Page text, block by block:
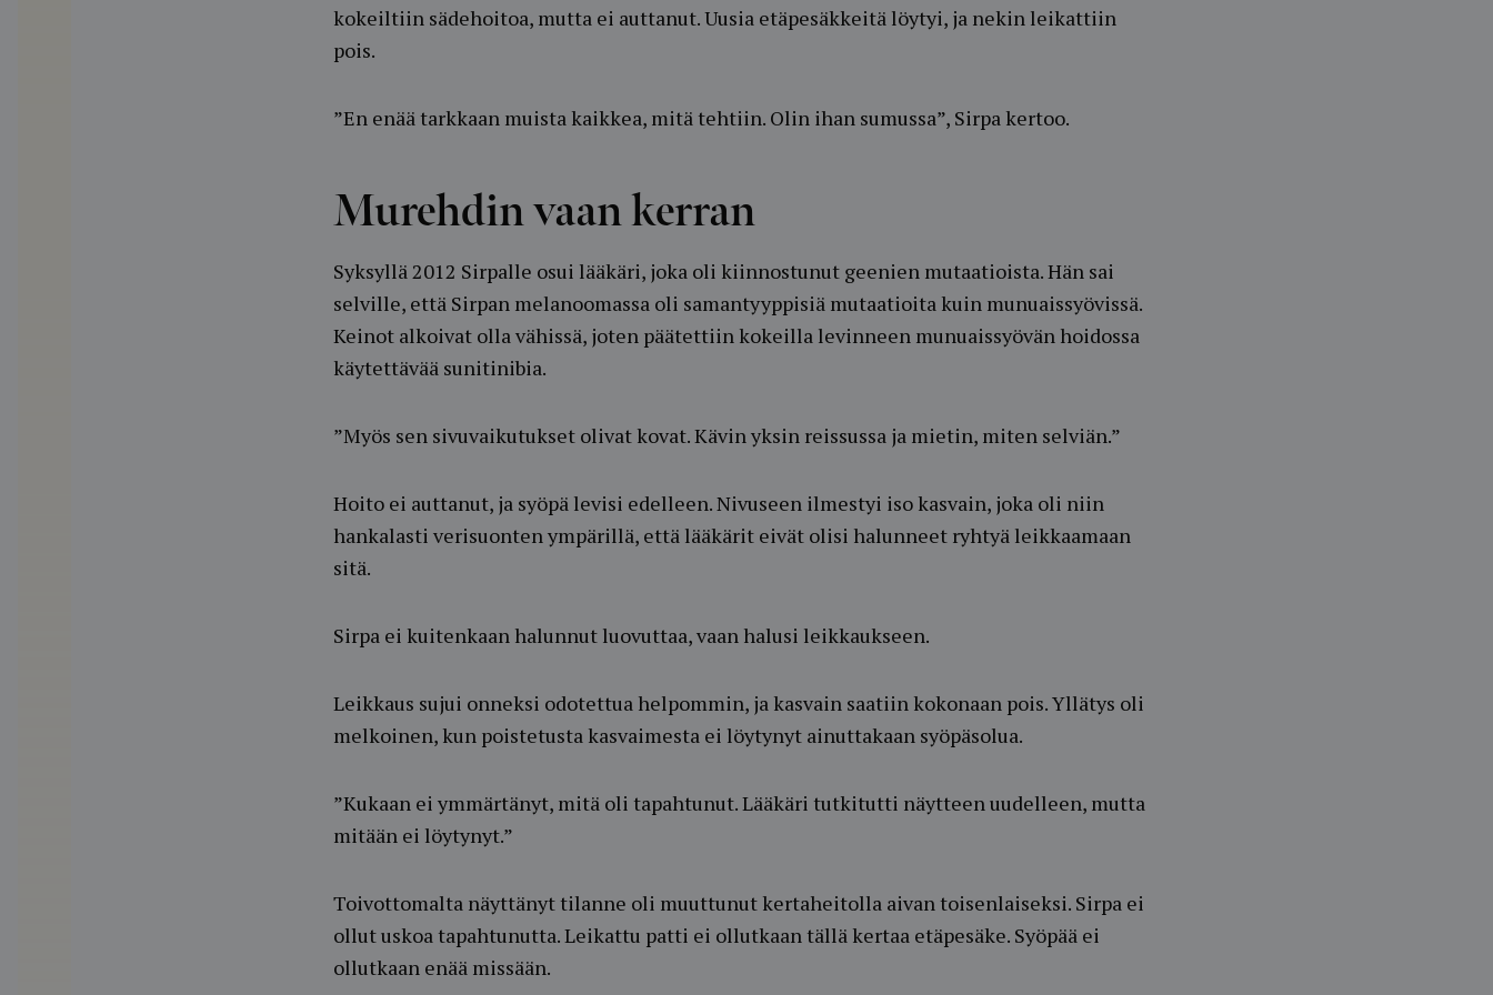
kokeiltiin sädehoitoa, mutta ei auttanut. Uusia etäpesäkkeitä löytyi, ja nekin leikattiin
pois.
”En enää tarkkaan muista kaikkea, mitä tehtiin. Olin ihan sumussa”, Sirpa kertoo.
Murehdin vaan kerran
Syksyllä 2012 Sirpalle osui lääkäri, joka oli kiinnostunut geenien mutaatioista. Hän sai
selville, että Sirpan melanoomassa oli samantyyppisiä mutaatioita kuin munuaissyövissä.
Keinot alkoivat olla vähissä, joten päätettiin kokeilla levinneen munuaissyövän hoidossa
käytettävää sunitinibia.
”Myös sen sivuvaikutukset olivat kovat. Kävin yksin reissussa ja mietin, miten selviän.”
Hoito ei auttanut, ja syöpä levisi edelleen. Nivuseen ilmestyi iso kasvain, joka oli niin
hankalasti verisuonten ympärillä, että lääkärit eivät olisi halunneet ryhtyä leikkaamaan
sitä.
Sirpa ei kuitenkaan halunnut luovuttaa, vaan halusi leikkaukseen.
Leikkaus sujui onneksi odotettua helpommin, ja kasvain saatiin kokonaan pois. Yllätys oli
melkoinen, kun poistetusta kasvaimesta ei löytynyt ainuttakaan syöpäsolua.
”Kukaan ei ymmärtänyt, mitä oli tapahtunut. Lääkäri tutkitutti näytteen uudelleen, mutta
mitään ei löytynyt.”
Toivottomalta näyttänyt tilanne oli muuttunut kertaheitolla aivan toisenlaiseksi. Sirpa ei
ollut uskoa tapahtunutta. Leikattu patti ei ollutkaan tällä kertaa etäpesäke. Syöpää ei
ollutkaan enää missään.